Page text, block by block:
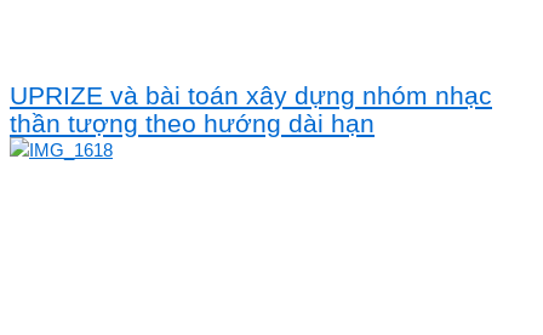
UPRIZE và bài toán xây dựng nhóm nhạc
thần tượng theo hướng dài hạn